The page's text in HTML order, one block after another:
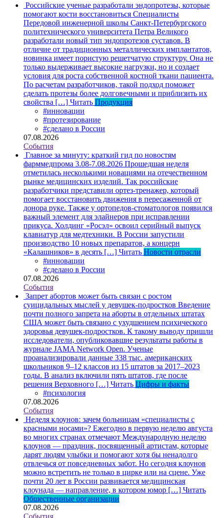
Российские ученые разработали эндопротезы, которые
помогают кости восстановиться Специалисты
Передовой инженерной школы Санкт-Петербургского
политехнического университета Петра Великого
разработали новый тип эндопротезов суставов. В
отличие от традиционных металлических имплантатов,
новинка имеет пористую решетчатую структуру. Она не
только выдерживает высокие нагрузки, но и создает
условия для роста собственной костной ткани пациента.
По расчетам разработчиков, такой подход поможет
сделать протезы более долговечными и приблизить их
свойства […] Читать Продукция
#инновации
#протезирование
#сделано в России
07.08.2026
События
Главное за минуту: краткий гид по новостям
фарммедпрома 3.08-7.08.2026 Прошедшая неделя
отметилась несколькими новациями на отечественном
рынке медицинских изделий. Так российские
разработчики представили ортез-тренажер, который
помогает восстановить движения в пересаженной от
донора руке. Также у ортопедов-стоматологов появился
важный элемент для элайнеров при исправлении
прикуса. Холдинг «Росэл» освоил серийный выпуск
клавиатур для медтехники. В России запустили
производство 10 новых препаратов, а концерн
«Калашников» в десять […] Читать Новости отрасли
#инновации
#сделано в России
07.08.2026
События
Запрет абортов может быть связан с ростом
суицидальных мыслей у девушек-подростков Введение
почти полного запрета на аборты в отдельных штатах
США может быть связано с ухудшением психического
здоровья девушек-подростков. К такому выводу пришли
исследователи, опубликовавшие результаты работы в
журнале JAMA Network Open. Ученые
проанализировали данные 338 тыс. американских
школьников 9–12 классов из 15 штатов за 2017–2023
годы. В анализ включили пять штатов, где после
решения Верховного […] Читать Цифры и факты
#психология
07.08.2026
События
Неделя клоунов: зачем больницам «специалисты с
красными носами»? Ежегодно в первую неделю августа
во многих странах отмечают Международную неделю
клоунов — праздник, посвященный артистам, которые
дарят людям улыбки и помогают хотя бы ненадолго
отвлечься от повседневных забот. Но сегодня клоунов
можно встретить не только в цирке или на сцене. Уже
почти 20 лет в России развивается медицинская
клоунада — направление, в котором юмор […] Читать
Общественные организации
07.08.2026
События